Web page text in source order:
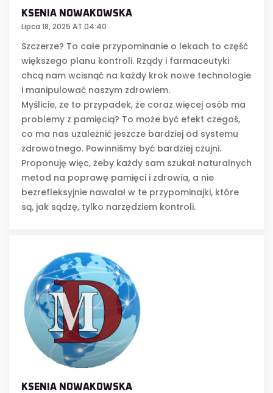
KSENIA NOWAKOWSKA
Lipca 18, 2025 AT 04:40
Szczerze? To całe przypominanie o lekach to część
większego planu kontroli. Rządy i farmaceutyki
chcą nam wcisnąć na każdy krok nowe technologie
i manipulować naszym zdrowiem.
Myślicie, że to przypadek, że coraz więcej osób ma
problemy z pamięcią? To może być efekt czegoś,
co ma nas uzależnić jeszcze bardziej od systemu
zdrowotnego. Powinniśmy być bardziej czujni.
Proponuję więc, żeby każdy sam szukał naturalnych
metod na poprawę pamięci i zdrowia, a nie
bezrefleksyjnie nawalał w te przypominajki, które
są, jak sądzę, tylko narzędziem kontroli.
KSENIA NOWAKOWSKA